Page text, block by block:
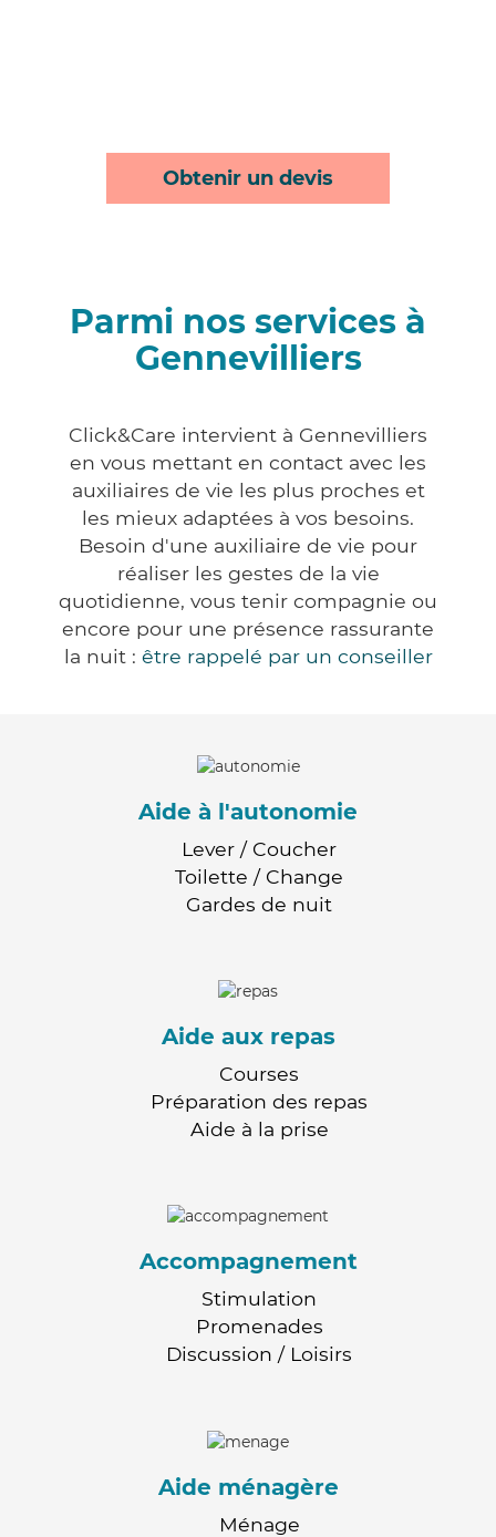
Obtenir un devis
Parmi nos services à
Gennevilliers
Click&Care intervient à Gennevilliers
en vous mettant en contact avec les
auxiliaires de vie les plus proches et
les mieux adaptées à vos besoins.
Besoin d'une auxiliaire de vie pour
réaliser les gestes de la vie
quotidienne, vous tenir compagnie ou
encore pour une présence rassurante
la nuit : être rappelé par un conseiller
Aide à l'autonomie
Lever / Coucher
Toilette / Change
Gardes de nuit
Aide aux repas
Courses
Préparation des repas
Aide à la prise
Accompagnement
Stimulation
Promenades
Discussion / Loisirs
Aide ménagère
Ménage